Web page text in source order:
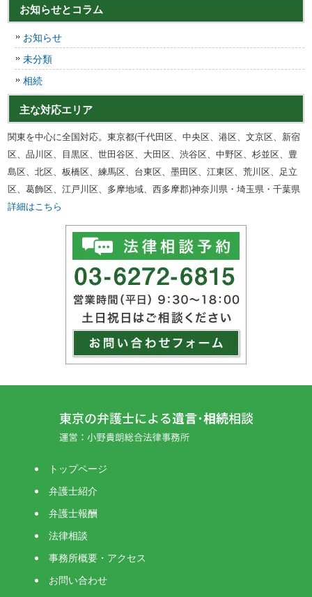
お知らせとコラム
お知らせ
未分類
相続
主な対応エリア
関東を中心に全国対応。東京都(千代田区、中央区、港区、文京区、新宿
区、品川区、目黒区、世田谷区、大田区、渋谷区、中野区、杉並区、豊
島区、北区、板橋区、練馬区、台東区、墨田区、江東区、荒川区、足立
区、葛飾区、江戸川区、多摩地域、西多摩郡)神奈川県・埼玉県・千葉県
詳細はこちら
トップページ
弁護士紹介
弁護士報酬
法律相談
事務所概要・アクセス
お問い合わせ